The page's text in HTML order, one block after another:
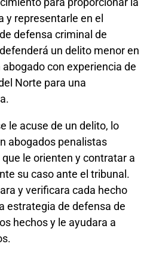
y representarle en el
defensa criminal de
un delito menor en
abogado con experiencia de
Norte para una
le acuse de un delito, lo
abogados penalistas
le orienten y contratar a
su caso ante el tribunal.
y verificara cada hecho
estrategia de defensa de
hechos y le ayudara a